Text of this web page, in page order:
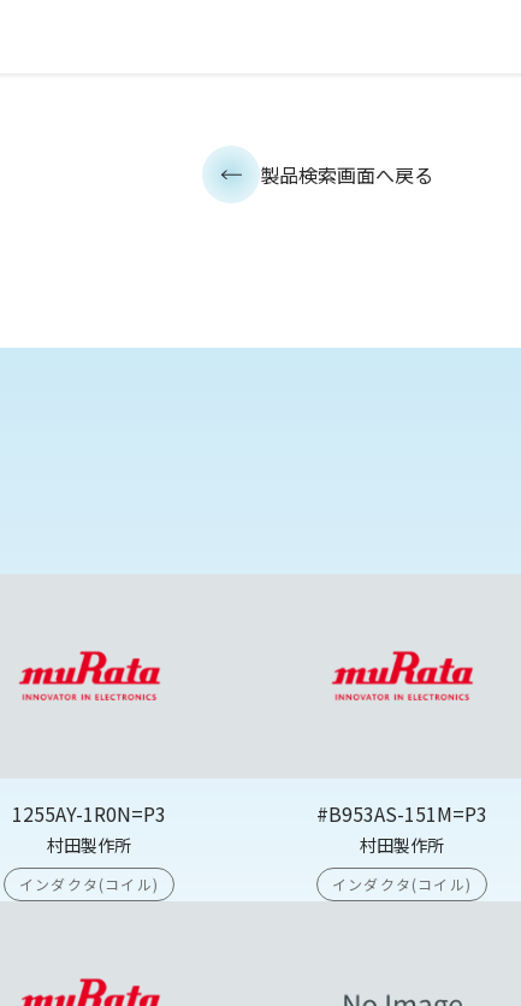
製品検索画面へ戻る
1255AY-1R0N=P3
村田製作所
インダクタ(コイル)
#B953AS-151M=P3
村田製作所
インダクタ(コイル)